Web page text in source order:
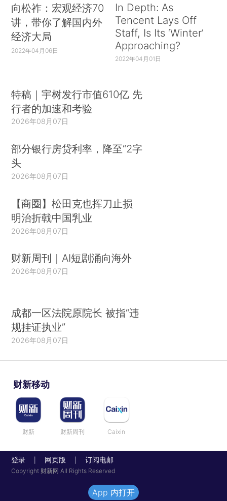
向松祚：宏观经济70
讲，带你了解国内外
经济大局
2022年04月06日
In Depth: As
Tencent Lays Off
Staff, Is Its ‘Winter’
Approaching?
2022年04月01日
特稿｜宇树发行市值610亿 先
行者的加速和考验
2026年08月07日
部分银行房贷利率，降至“2字
头
2026年08月07日
【商圈】松田克也挥刀止损
明治折戟中国乳业
2026年08月07日
财新周刊｜AI短剧涌向海外
2026年08月07日
成都一区法院原院长 被指“违
规挂证执业”
2026年08月07日
财新移动
财新 财新周刊 Caixin
登录 网页版 订阅电邮
Copyright 财新网 All Rights Reserved
App 内打开